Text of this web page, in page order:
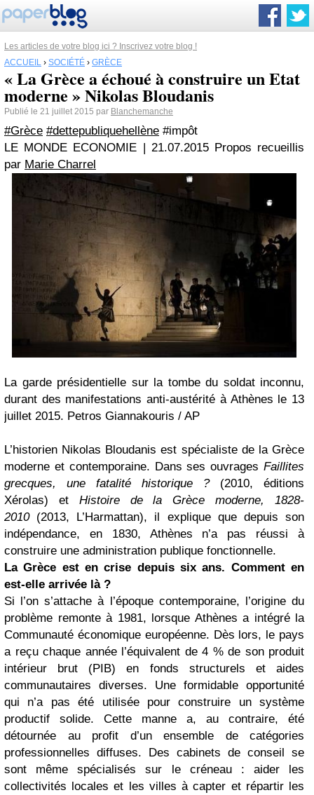
Les articles de votre blog ici ? Inscrivez votre blog !
ACCUEIL › SOCIÉTÉ › GRÈCE
« La Grèce a échoué à construire un Etat
moderne » Nikolas Bloudanis
Publié le 21 juillet 2015 par Blanchemanche
#Grèce #dettepubliquehellène #impôt
LE MONDE ECONOMIE | 21.07.2015 Propos recueillis
par Marie Charrel
La garde présidentielle sur la tombe du soldat inconnu,
durant des manifestations anti-austérité à Athènes le 13
juillet 2015. Petros Giannakouris / AP
L’historien Nikolas Bloudanis est spécialiste de la Grèce
moderne et contemporaine. Dans ses ouvrages Faillites
grecques, une fatalité historique ?(2010, éditions
Xérolas) et Histoire de la Grèce moderne, 1828-
2010(2013, L’Harmattan), il explique que depuis son
indépendance, en 1830, Athènes n’a pas réussi à
construire une administration publique fonctionnelle.
La Grèce est en crise depuis six ans. Comment en
est-elle arrivée là ?
Si l’on s’attache à l’époque contemporaine, l’origine du
problème remonte à 1981, lorsque Athènes a intégré la
Communauté économique européenne. Dès lors, le pays
a reçu chaque année l’équivalent de 4 % de son produit
intérieur brut (PIB) en fonds structurels et aides
communautaires diverses. Une formidable opportunité
qui n’a pas été utilisée pour construire un système
productif solide. Cette manne a, au contraire, été
détournée au profit d’un ensemble de catégories
professionnelles diffuses. Des cabinets de conseil se
sont même spécialisés sur le créneau : aider les
collectivités locales et les villes à capter et répartir les